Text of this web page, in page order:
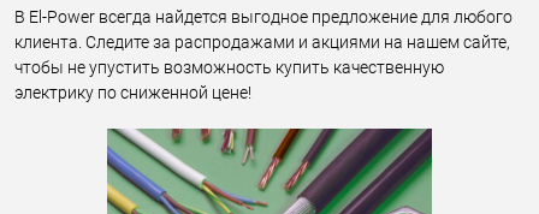
В El-Power всегда найдется выгодное предложение для любого
клиента. Следите за распродажами и акциями на нашем сайте,
чтобы не упустить возможность купить качественную
электрику по сниженной цене!